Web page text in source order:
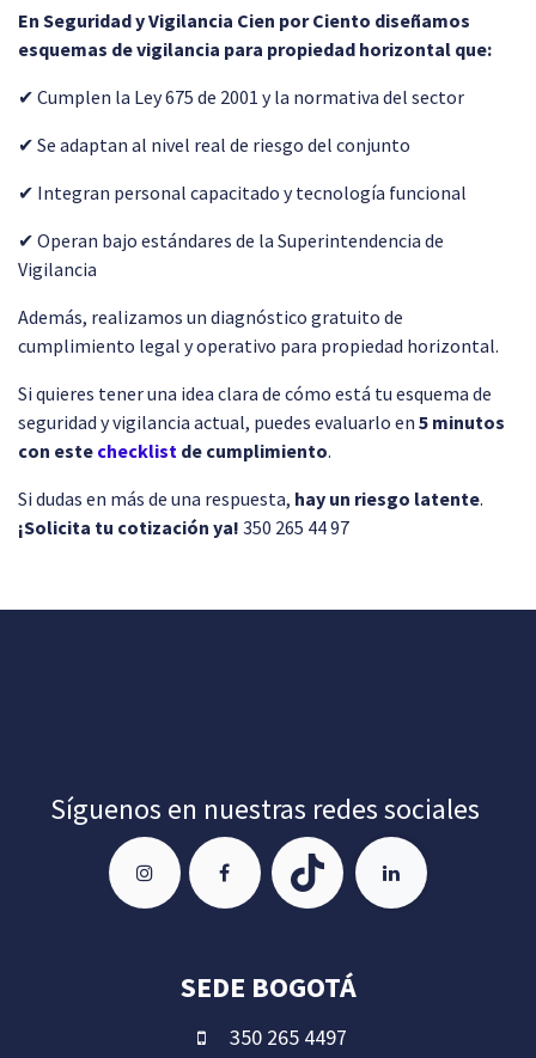
En Seguridad y Vigilancia Cien por Ciento diseñamos
esquemas de vigilancia para propiedad horizontal que:
✔ Cumplen la Ley 675 de 2001 y la normativa del sector
✔ Se adaptan al nivel real de riesgo del conjunto
✔ Integran personal capacitado y tecnología funcional
✔ Operan bajo estándares de la Superintendencia de
Vigilancia
Además, realizamos un diagnóstico gratuito de
cumplimiento legal y operativo para propiedad horizontal.
Si quieres tener una idea clara de cómo está tu esquema de
seguridad y vigilancia actual, puedes evaluarlo en 5 minutos
con este checklist de cumplimiento.
Si dudas en más de una respuesta, hay un riesgo latente.
¡Solicita tu cotización ya! 350 265 44 97
Síguenos en nuestras redes sociales
SEDE BOGOTÁ
350 265 4497